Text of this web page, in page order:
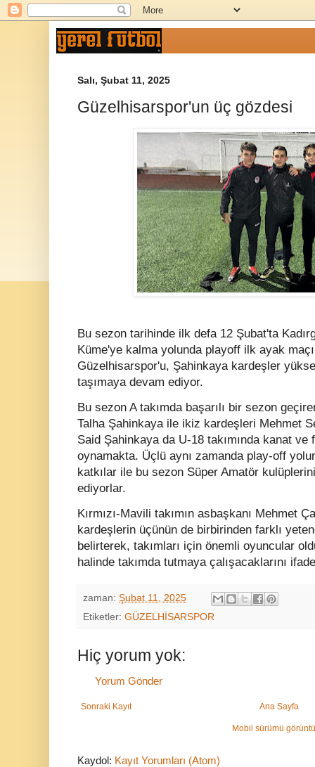
Salı, Şubat 11, 2025
Güzelhisarspor'un üç gözdesi
Bu sezon tarihinde ilk defa 12 Şubat'ta
Küme'ye kalma yolunda playoff ilk ayak
Güzelhisarspor'u, Şahinkaya kardeşler
taşımaya devam ediyor.
Bu sezon A takımda başarılı bir sezon
Talha Şahinkaya ile ikiz kardeşleri Mehmet
Said Şahinkaya da U-18 takımında kanat
oynamakta. Üçlü aynı zamanda play-off
katkılar ile bu sezon Süper Amatör
ediyorlar.
Kırmızı-Mavili takımın asbaşkanı Mehmet
kardeşlerin üçünün de birbirinden farklı
belirterek, takımları için önemli oyuncular
halinde takımda tutmaya çalışacaklarını
zaman: Şubat 11, 2025
Etiketler: GÜZELHİSARSPOR
Hiç yorum yok:
Yorum Gönder
Sonraki Kayıt Ana Sayfa
Mobil sürümü
Kaydol: Kayıt Yorumları (Atom)